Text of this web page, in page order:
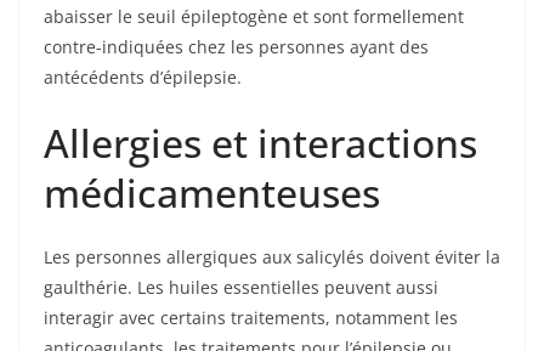
abaisser le seuil épileptogène et sont formellement
contre-indiquées chez les personnes ayant des
antécédents d’épilepsie.
Allergies et interactions
médicamenteuses
Les personnes allergiques aux salicylés doivent éviter la
gaulthérie. Les huiles essentielles peuvent aussi
interagir avec certains traitements, notamment les